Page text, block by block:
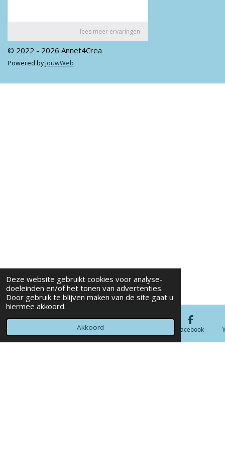
Deze website gebruikt cookies voor analyse-
doeleinden en/of het tonen van advertenties.
Door gebruik te blijven maken van de site gaat u
hiermee akkoord.
Akkoord
© 2022 - 2026 Annet4Crea
Powered by JouwWeb
Telefoonnummer Facebook